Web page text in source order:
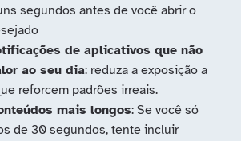
segundos antes de você abrir o
de aplicativos que não
ao seu dia: reduza a exposição a
reforcem padrões irreais.
mais longos: Se você só
de 30 segundos, tente incluir